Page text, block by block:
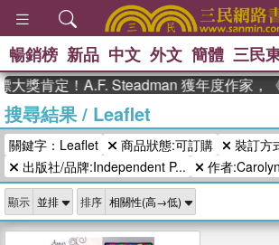
、 The Odyssey
史是一群喵 、 暑
獎 臺灣漫遊錄 、
登輝時代 、 數學
偉大的迷走神經
暢銷榜 新品 中文 外文 簡體 三民
獎肯定！A.F. Steadman 獲年度作家，
搜尋結果/ Leaflet
關鍵字：Leaflet
商品狀態:可訂購
裝訂方
出版社/品牌:Independent P...
作者
顯示 排序